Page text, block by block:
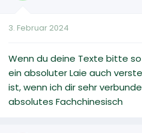
3. Februar 2024
Wenn du deine Texte bitte
ein absoluter Laie auch
ist, wenn ich dir sehr
absolutes Fachchinesisch